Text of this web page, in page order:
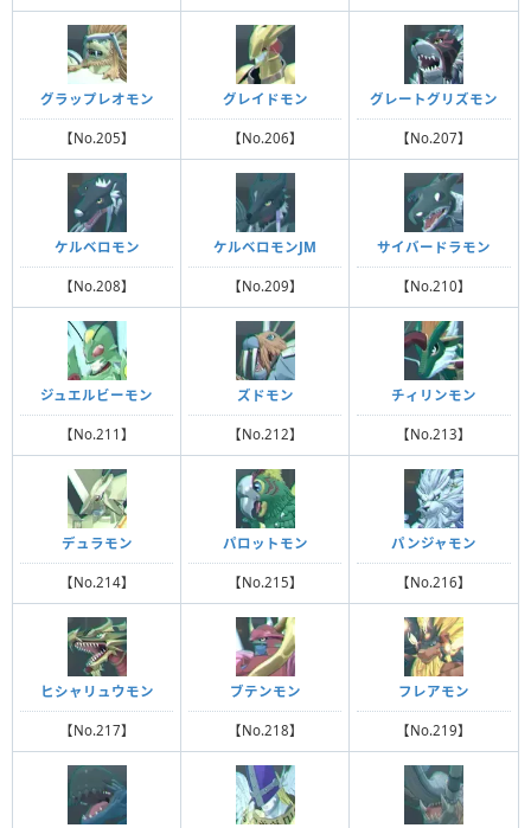
グラップレオモン
【No.205】
グレイドモン
【No.206】
グレートグリズモン
【No.207】
ケルベロモン
【No.208】
ケルベロモンJM
【No.209】
サイバードラモン
【No.210】
ジュエルビーモン
【No.211】
ズドモン
【No.212】
チィリンモン
【No.213】
デュラモン
【No.214】
パロットモン
【No.215】
パンジャモン
【No.216】
ヒシャリュウモン
【No.217】
ブテンモン
【No.218】
フレアモン
【No.219】